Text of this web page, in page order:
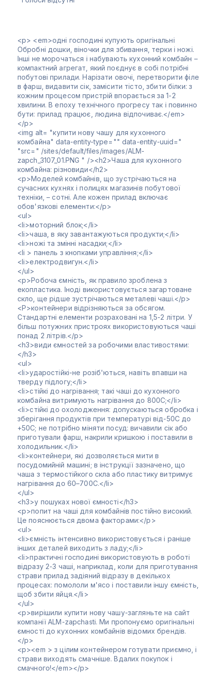
<p> <em>одні господині купують оригінальні
Обробні дошки, віночки для збивання, терки і ножі.
Інші не морочаться і набувають кухонний комбайн –
компактний агрегат, який поєднує в собі потрібні
побутові прилади. Нарізати овочі, перетворити філе
в фарш, видавити сік, замісити тісто, збити білки: з
кожним процесом пристрій впорається за 1-2
хвилини. В епоху технічного прогресу так і повинно
бути: прилад працює, людина відпочиває.</em>
</p>
<img alt= "купити нову чашу для кухонного
комбайна" data-entity-type="" data-entity-uuid="
"src=" /sites/default/files/images/ALM-
zapch_3107_01.PNG " /><h2>Чаша для кухонного
комбайна: різновиди</h2>
<p>Моделей комбайнів, що зустрічаються на
сучасних кухнях і полицях магазинів побутової
техніки, – сотні. Але кожен прилад включає
обов'язкові елементи:</p>
<ul>
<li>моторний блок;</li>
<li>чаша, в яку завантажуються продукти;</li>
<li>ножі та змінні насадки;</li>
<li > панель з кнопками управління;</li>
<li>електродвигун.</li>
</ul>
<p>Робоча ємність, як правило зроблена з
екопластика. Іноді використовується загартоване
скло, ще рідше зустрічаються металеві чаші.</p>
<P>контейнери відрізняються за обсягом.
Стандартні елементи розраховані на 1,5-2 літри. У
більш потужних пристроях використовуються чаші
понад 2 літрів.</p>
<h3>види ємностей за робочими властивостями:
</h3>
<ul>
<li>ударостійкі-не розіб'ються, навіть впавши на
тверду підлогу;</li>
<li>стійкі до нагрівання; такі чаші до кухонного
комбайна витримують нагрівання до 800С;</li>
<li>стійкі до охолодження: допускаються обробка і
зберігання продуктів при температурі від-50С до
+50С; не потрібно міняти посуд: вичавили сік або
приготували фарш, накрили кришкою і поставили в
холодильник.</li>
<li>контейнери, які дозволяється мити в
посудомийній машині; в інструкції зазначено, що
чаша з термостійкого скла або пластику витримує
нагрівання до 60–700С.</li>
</ul>
<h3>у пошуках нової ємності</h3>
<p>попит на чаші для комбайнів постійно високий.
Це пояснюється двома факторами:</p>
<ul>
<li>ємність інтенсивно використовується і раніше
інших деталей виходить з ладу;</li>
<li>практичні господині використовують в роботі
відразу 2-3 чаші, наприклад, коли для приготування
страви прилад задіяний відразу в декількох
процесах: помололи м'ясо і поставили іншу ємність,
щоб збити яйця.</li>
</ul>
<p>вирішили купити нову чашу-загляньте на сайт
компанії ALM-zapchasti. Ми пропонуємо оригінальні
ємності до кухонних комбайнів відомих брендів.
</p>
<p><em > з цілим контейнером готувати приємно, і
страви виходять смачніше. Вдалих покупок і
смачного!</em></p>